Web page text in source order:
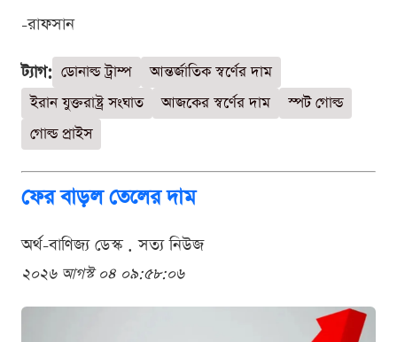
-রাফসান
ট্যাগ: ডোনাল্ড ট্রাম্প
আন্তর্জাতিক স্বর্ণের দাম
ইরান যুক্তরাষ্ট্র সংঘাত
আজকের স্বর্ণের দাম
স্পট গোল্ড
গোল্ড প্রাইস
ফের বাড়ল তেলের দাম
অর্থ-বাণিজ্য ডেস্ক . সত্য নিউজ
২০২৬ আগস্ট ০৪ ০৯:৫৮:০৬